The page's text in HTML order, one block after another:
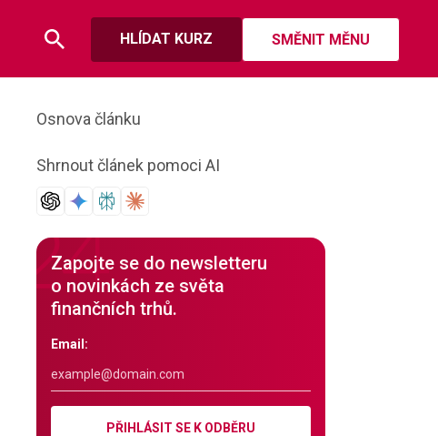
HLÍDAT KURZ SMĚNIT MĚNU
Osnova článku
Shrnout článek pomoci AI
Zapojte se do newsletteru
o novinkách ze světa
finančních trhů.
Email:
PŘIHLÁSIT SE K ODBĚRU